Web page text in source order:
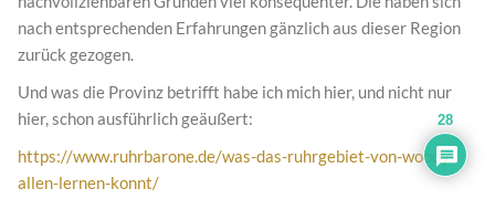
nach entsprechenden Erfahrungen gänzlich aus dieser Region
zurück gezogen.
Und was die Provinz betrifft habe ich mich hier, und nicht nur
hier, schon ausführlich geäußert:
https://www.ruhrbarone.de/was-das-ruhrgebiet-von-woody-
allen-lernen-konnt/
28